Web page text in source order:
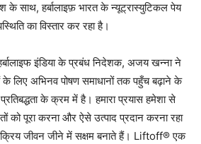
साथ, हर्बालाइफ़ भारत के न्यूट्रास्युटिकल पेय
का विस्तार कर रहा है।
इंडिया के प्रबंध निदेशक, अजय खन्ना ने
के लिए अभिनव पोषण समाधानों तक पहुँच बढ़ाने के
के क्रम में है। हमारा प्रयास हमेशा से
को पूरा करना और ऐसे उत्पाद प्रदान करना रहा
जीवन जीने में सक्षम बनाते हैं। Liftoff® एक